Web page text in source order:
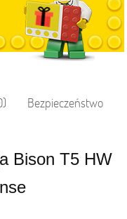
Bezpieczeństwo
Bison T5 HW